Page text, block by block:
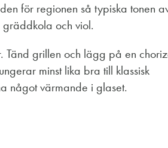
för regionen så typiska tonen
gräddkola och viol.
Tänd grillen och lägg på en
minst lika bra till klassisk
något värmande i glaset.